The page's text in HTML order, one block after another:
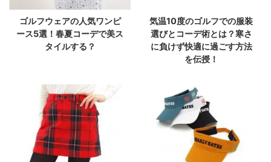
ゴルフウェアの人気ワンピ
ース5選！春夏コーデで美ス
タイルする？
気温10度のゴルフでの服装
選びとコーデ術とは？寒さ
に負けず快適に過ごす方法
を伝授！